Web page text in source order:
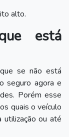
alto.
está
se não está
seguro agora e
Porém esse
quais o veículo
utilização ou até